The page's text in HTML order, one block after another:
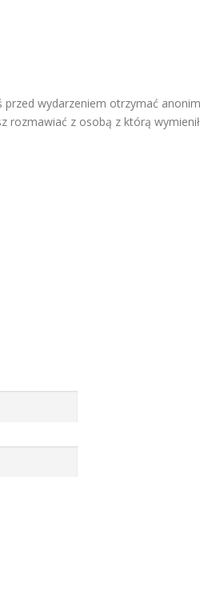
przed wydarzeniem otrzymać
z osobą z którą